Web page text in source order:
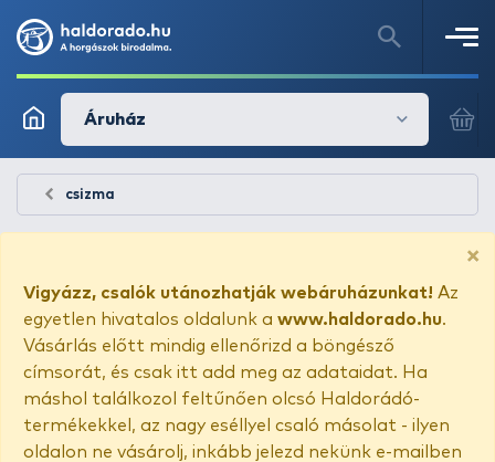
Áruház
csizma
×
Vigyázz, csalók utánozhatják webáruházunkat! Az
egyetlen hivatalos oldalunk a www.haldorado.hu.
Vásárlás előtt mindig ellenőrizd a böngésző
címsorát, és csak itt add meg az adataidat. Ha
máshol találkozol feltűnően olcsó Haldorádó-
termékekkel, az nagy eséllyel csaló másolat - ilyen
oldalon ne vásárolj, inkább jelezd nekünk e-mailben